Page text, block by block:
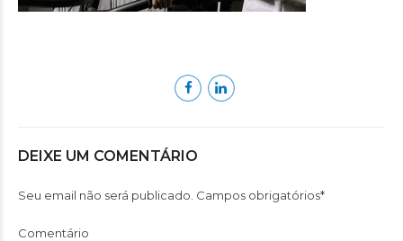
DEIXE UM COMENTÁRIO
Seu email não será publicado. Campos obrigatórios*
Comentário